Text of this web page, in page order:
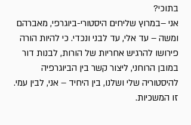
בתוכי?
אני –במרוץ שליחים היסטורי-ביוגרפי, מאברהם
ומשה – עד אלי, עד לבני ונכדי. כי להיות הורה
פירושו להרגיש אחריות של הורות, לבנות דור
במובן הרוחני, ליצור קשר בין הביוגרפיה
להיסטוריה שלי ושלנו, בין היחיד – אני, לבין עמי.
זו המשכיות.